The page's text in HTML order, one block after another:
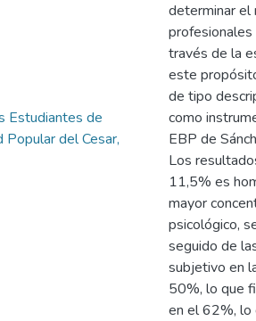
Estudiantes de
Popular del Cesar,
determinar el
profesionales
través de la
este
de tipo
como
EBP de
Los
11,5% es
mayor
psicológico,
seguido de
subjetivo en
50%, lo que
en el 62%, lo